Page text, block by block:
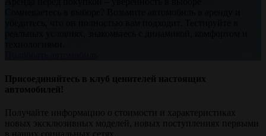
Присоединяйтесь в клуб ценителей настоящих
автомобилей!
Получайте информацию о стоимости и характеристиках
новых эксклюзивных моделей, новых поступлениях первыми
в наших социальных сетях.